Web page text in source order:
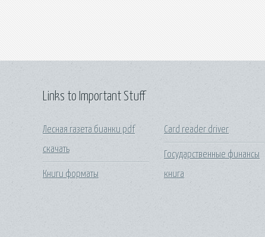
Links to Important Stuff
Лесная газета бианки pdf
скачать
Книги форматы
Card reader driver
Государственные финансы
книга